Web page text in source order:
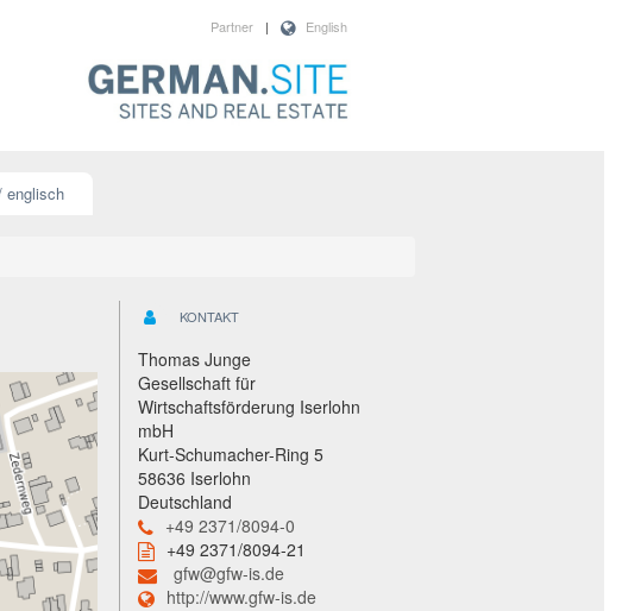
English
|
Partner
englisch
KONTAKT
Thomas Junge
Gesellschaft für
Wirtschaftsförderung Iserlohn
mbH
Kurt-Schumacher-Ring 5
58636 Iserlohn
Deutschland
+49 2371/8094-0
+49 2371/8094-21
gfw@gfw-is.de
http://www.gfw-is.de